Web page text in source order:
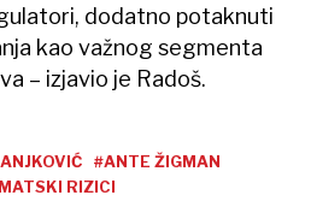
dodatno potaknuti
kao važnog segmenta
– izjavio je Radoš.
#ANTE ŽIGMAN
RIZICI